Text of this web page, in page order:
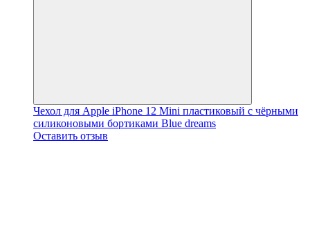
Чехол для Apple iPhone 12 Mini пластиковый с чёрными
силиконовыми бортиками Blue dreams
Оставить отзыв